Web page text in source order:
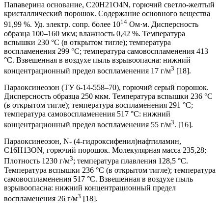
Папаверина основание, C20H21O4N, горючий светло-желтый
кристаллический порошок. Содержание основного вещества
91,99 %. Уд. элeктp. сопр. более 1014 Ом·м. Дисперсность
образца 100–160 мкм; влажность 0,42 %. Температура
вспышки 230 °С (в открытом тигле); температура
воспламенения 299 °С; температура самовоспламенения 413
°С. Взвешенная в воздухе пыль взрывоопасна: нижний
концентрационный предел воспламенения 17 г/м3 [18].
Параоксинеозон (ТУ 6-14-558–70), горючий серый порошок.
Дисперсность образца 250 мкм. Температура вспышки 236 °С
(в открытом тигле); температура воспламенения 291 °С;
температура самовоспламенения 517 °С: нижний
концентрационный предел воспламенения 55 г/м3. [16].
Параоксинеозон, N- (4-гидроксифенил)нафтиламин,
C16H13ON, горючий порошок. Молекулярная масса 235,28;
Плотность 1230 г/м3; температура плавления 128,5 °С.
Температура вспышки 236 °С (в открытом тигле); температура
самовоспламенения 517 °С. Взвешенная в воздухе пыль
взрывоопасна: нижний концентрационный предел
воспламенения 26 г/м3 [18].